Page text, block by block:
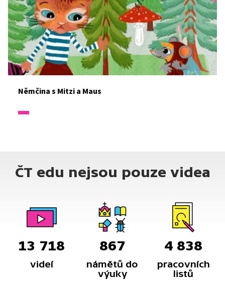
Němčina s Mitzi a Maus
ČT edu nejsou pouze videa
13 718
videí
867
námětů do
výuky
4 838
pracovních
listů